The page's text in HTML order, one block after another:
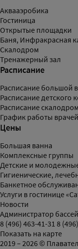
Аквааэробика
Гостиница
Открытые площадки
Баня, Инфракрасная
Скалодром
Тренажерный зал
Расписание
Расписание большой
Расписание детского
Расписание
График работы врачей
Цены
Большая ванна
Комплексные группы
Детские и
Гигиенические,
Банкетное
Услуги в гостинице
Новости
Администратор
8 (496) 463-41-31 8
Показать на карте
2019 – 2026 ©